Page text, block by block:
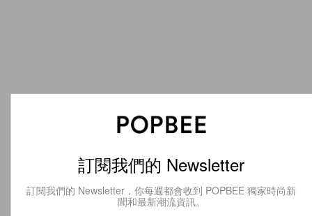
訂閱我們的 Newsletter
訂閱我們的 Newsletter，你每週都會收到 POPBEE 獨家時尚新
聞和最新潮流資訊。